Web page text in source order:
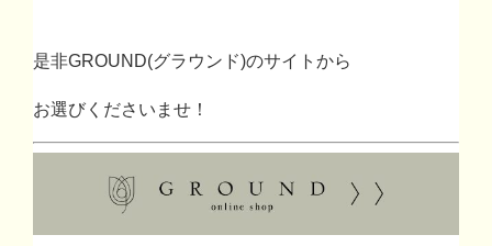
是非GROUND(グラウンド)のサイトから
お選びくださいませ！